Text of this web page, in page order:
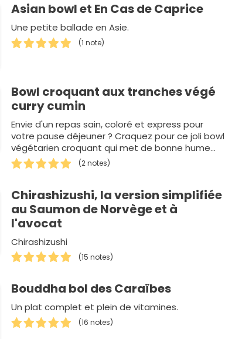
Asian bowl et En Cas de Caprice
Une petite ballade en Asie.
(1 note)
Bowl croquant aux tranches végé
curry cumin
Envie d'un repas sain, coloré et express pour
votre pause déjeuner ? Craquez pour ce joli bowl
végétarien croquant qui met de bonne hume…
(2 notes)
Chirashizushi, la version simplifiée
au Saumon de Norvège et à
l'avocat
Chirashizushi
(15 notes)
Bouddha bol des Caraïbes
Un plat complet et plein de vitamines.
(16 notes)